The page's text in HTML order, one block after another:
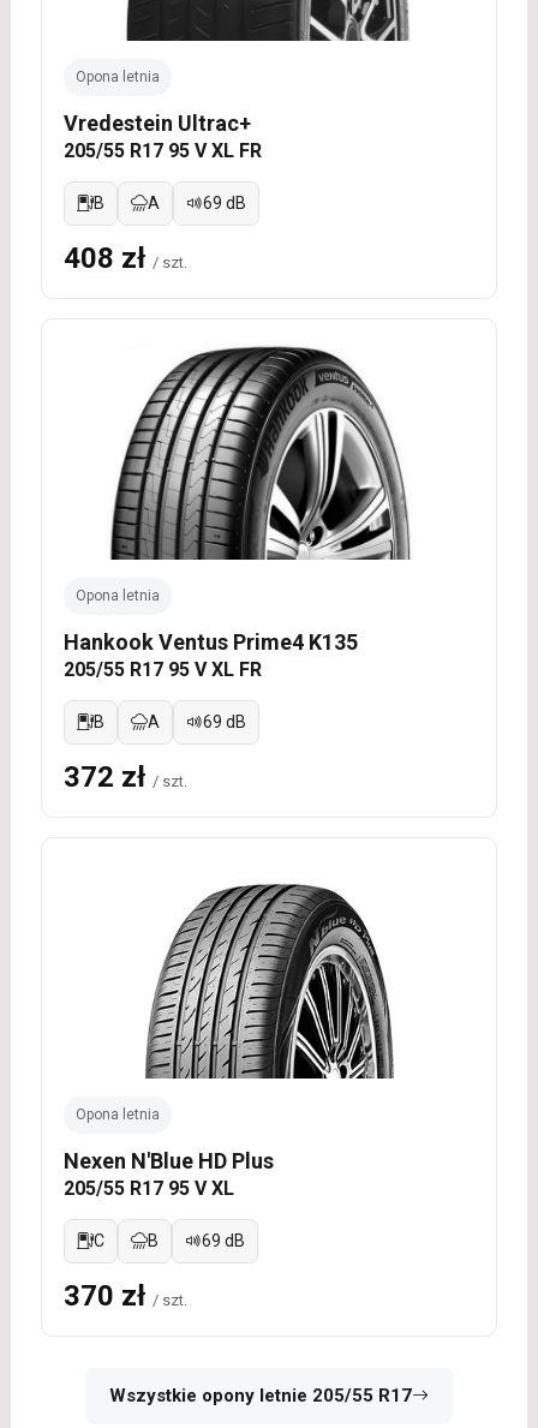
Opona letnia
Vredestein Ultrac+
205/55 R17 95 V XL FR
B A 69 dB
408 zł / szt.
Opona letnia
Hankook Ventus Prime4 K135
205/55 R17 95 V XL FR
B A 69 dB
372 zł / szt.
Opona letnia
Nexen N'Blue HD Plus
205/55 R17 95 V XL
C B 69 dB
370 zł / szt.
Wszystkie opony letnie 205/55 R17